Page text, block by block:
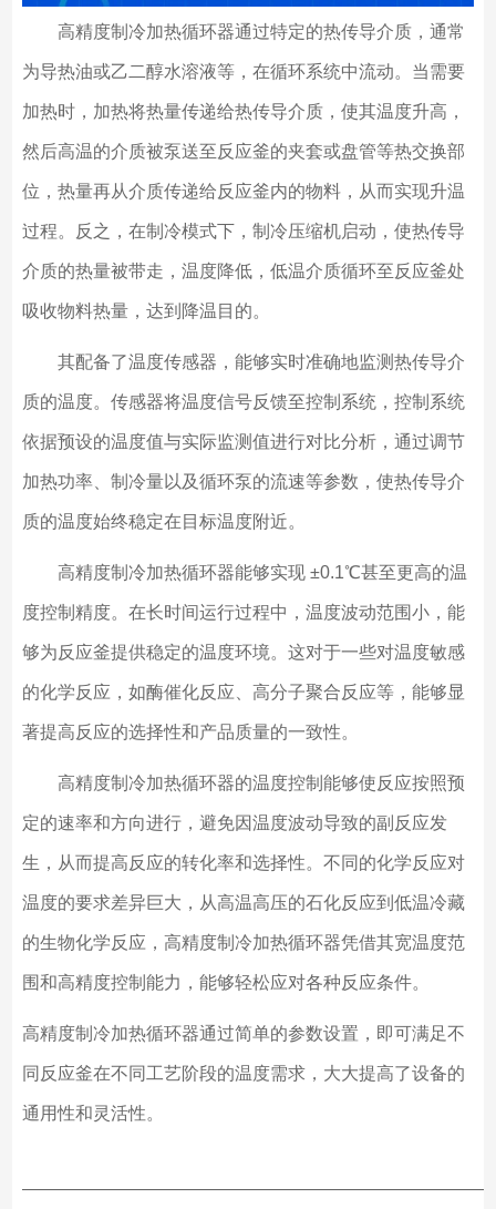
高精度制冷加热循环器通过特定的热传导介质，通常
为导热油或乙二醇水溶液等，在循环系统中流动。当需要
加热时，加热将热量传递给热传导介质，使其温度升高，
然后高温的介质被泵送至反应釜的夹套或盘管等热交换部
位，热量再从介质传递给反应釜内的物料，从而实现升温
过程。反之，在制冷模式下，制冷压缩机启动，使热传导
介质的热量被带走，温度降低，低温介质循环至反应釜处
吸收物料热量，达到降温目的。
其配备了温度传感器，能够实时准确地监测热传导介
质的温度。传感器将温度信号反馈至控制系统，控制系统
依据预设的温度值与实际监测值进行对比分析，通过调节
加热功率、制冷量以及循环泵的流速等参数，使热传导介
质的温度始终稳定在目标温度附近。
高精度制冷加热循环器能够实现 ±0.1℃甚至更高的温
度控制精度。在长时间运行过程中，温度波动范围小，能
够为反应釜提供稳定的温度环境。这对于一些对温度敏感
的化学反应，如酶催化反应、高分子聚合反应等，能够显
著提高反应的选择性和产品质量的一致性。
高精度制冷加热循环器的温度控制能够使反应按照预
定的速率和方向进行，避免因温度波动导致的副反应发
生，从而提高反应的转化率和选择性。不同的化学反应对
温度的要求差异巨大，从高温高压的石化反应到低温冷藏
的生物化学反应，高精度制冷加热循环器凭借其宽温度范
围和高精度控制能力，能够轻松应对各种反应条件。
高精度制冷加热循环器通过简单的参数设置，即可满足不
同反应釜在不同工艺阶段的温度需求，大大提高了设备的
通用性和灵活性。